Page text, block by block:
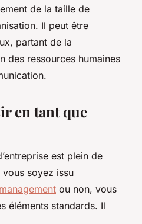
de la taille de
Il peut être
partant de la
des ressources humaines
en tant que
est plein de
soyez issu
ou non, vous
éléments standards. Il